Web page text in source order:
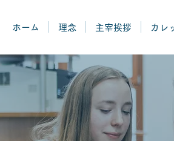
ホーム 理念 主宰挨拶 カレ